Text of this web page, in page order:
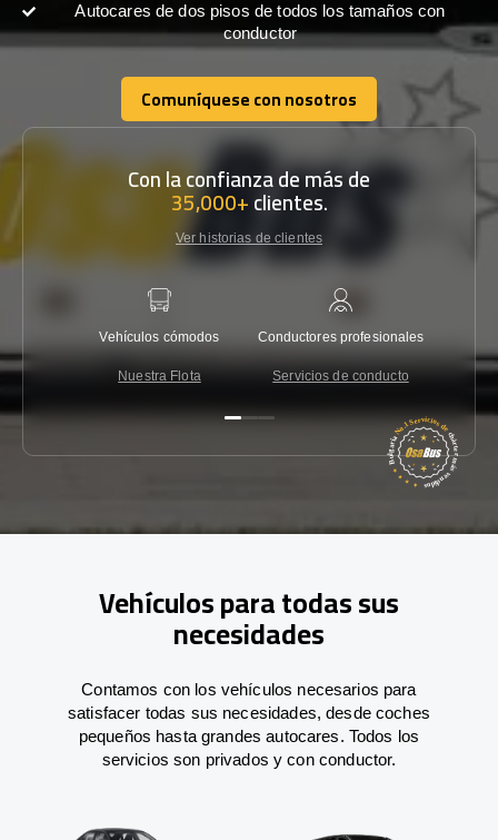
Autocares de dos pisos de todos los tamaños con
conductor
Comuníquese con nosotros
Comuníquese con nosotros
Con la confianza de más de
35,000+clientes.
Ver historias de clientes
Vehículos cómodos
Nuestra Flota
Conductores profesionales
Servicios de conducto
Vehículos para todas sus
necesidades
Contamos con los vehículos necesarios para
satisfacer todas sus necesidades, desde coches
pequeños hasta grandes autocares. Todos los
servicios son privados y con conductor.